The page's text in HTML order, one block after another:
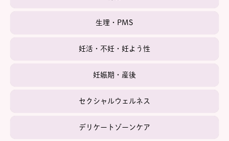
生理・PMS
妊活・不妊・妊よう性
妊娠期・産後
セクシャルウェルネス
デリケートゾーンケア